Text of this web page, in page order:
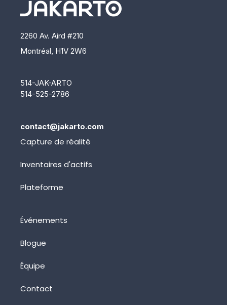
2260 Av. Aird #210
Montréal, H1V 2W6
514-JAK-ARTO
514-525-2786
contact@jakarto.com
Capture de réalité
Inventaires d'actifs
Plateforme
Événements
Blogue
Équipe
Contact